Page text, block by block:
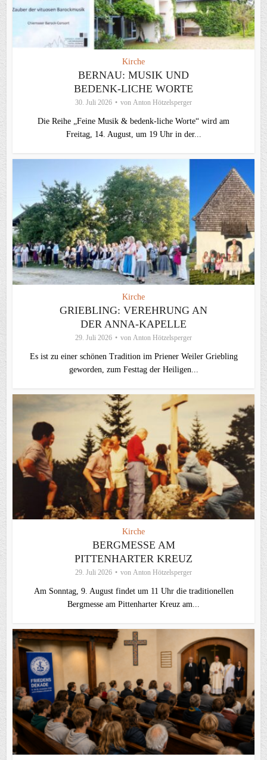
Kirche
BERNAU: MUSIK UND
BEDENK-LICHE WORTE
30. Juli 2026 von Anton Hötzelsperger
Die Reihe „Feine Musik & bedenk-liche Worte“ wird am
Freitag, 14. August, um 19 Uhr in der...
Kirche
GRIEBLING: VEREHRUNG AN
DER ANNA-KAPELLE
29. Juli 2026 von Anton Hötzelsperger
Es ist zu einer schönen Tradition im Priener Weiler Griebling
geworden, zum Festtag der Heiligen...
Kirche
BERGMESSE AM
PITTENHARTER KREUZ
29. Juli 2026 von Anton Hötzelsperger
Am Sonntag, 9. August findet um 11 Uhr die traditionellen
Bergmesse am Pittenharter Kreuz am...